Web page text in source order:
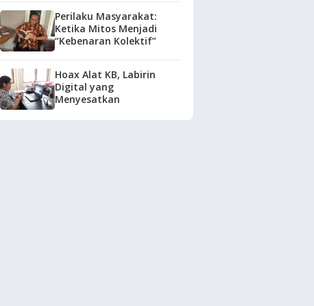
Perilaku Masyarakat:
Ketika Mitos Menjadi
“Kebenaran Kolektif”
Hoax Alat KB, Labirin
Digital yang
Menyesatkan